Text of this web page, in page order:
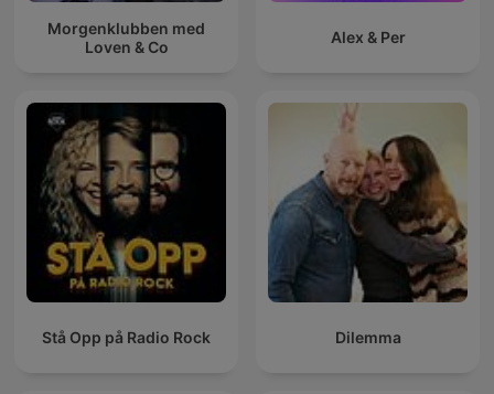
Morgenklubben med
Loven & Co
Alex & Per
Stå Opp på Radio Rock Dilemma